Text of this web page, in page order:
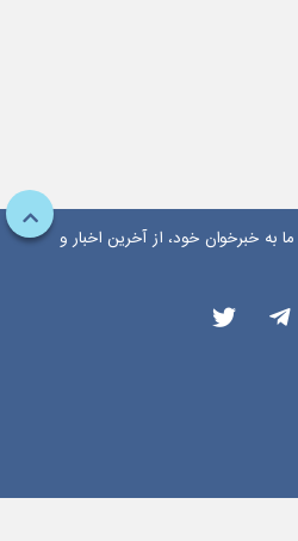
به خبرخوان خود، از آخرین اخبار و